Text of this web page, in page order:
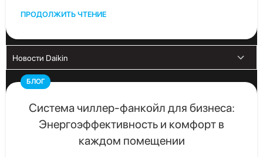
ПРОДОЛЖИТЬ ЧТЕНИЕ
БЛОГ
Система чиллер-фанкойл для бизнеса:
Энергоэффективность и комфорт в
каждом помещении
Свяжитесь с нами
Получите бесплатную консультацию от официального
дистрибьютора Daikin в Узбекистане